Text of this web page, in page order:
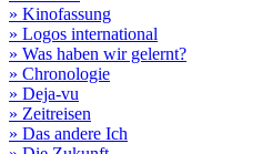
» Kinofassung
» Logos international
» Was haben wir gelernt?
» Chronologie
» Deja-vu
» Zeitreisen
» Das andere Ich